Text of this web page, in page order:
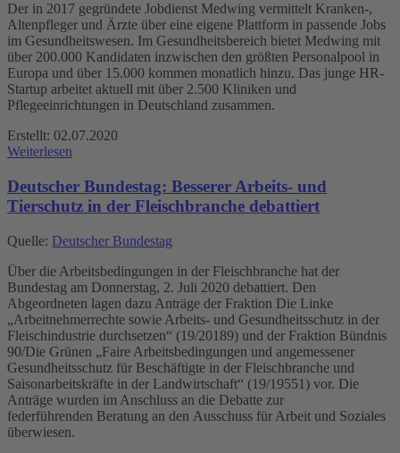
Der in 2017 gegründete Jobdienst Medwing vermittelt Kranken-,
Altenpfleger und Ärzte über eine eigene Plattform in passende Jobs
im Gesundheitswesen. Im Gesundheitsbereich bietet Medwing mit
über 200.000 Kandidaten inzwischen den größten Personalpool in
Europa und über 15.000 kommen monatlich hinzu. Das junge HR-
Startup arbeitet aktuell mit über 2.500 Kliniken und
Pflegeeinrichtungen in Deutschland zusammen.
Erstellt: 02.07.2020
Weiterlesen
Deutscher Bundestag: Besserer Arbeits- und
Tierschutz in der Fleisch­branche debattiert
Quelle: Deutscher Bundestag
Über die Arbeitsbedingungen in der Fleischbranche hat der
Bundestag am Donnerstag, 2. Juli 2020 debattiert. Den
Abgeordneten lagen dazu Anträge der Fraktion Die Linke
„Arbeitnehmerrechte sowie Arbeits- und Gesundheitsschutz in der
Fleischindustrie durchsetzen“ (19/20189) und der Fraktion Bündnis
90/Die Grünen „Faire Arbeitsbedingungen und angemessener
Gesundheitsschutz für Beschäftigte in der Fleischbranche und
Saisonarbeitskräfte in der Landwirtschaft“ (19/19551) vor. Die
Anträge wurden im Anschluss an die Debatte zur
federführenden Beratung an den Ausschuss für Arbeit und Soziales
überwiesen.